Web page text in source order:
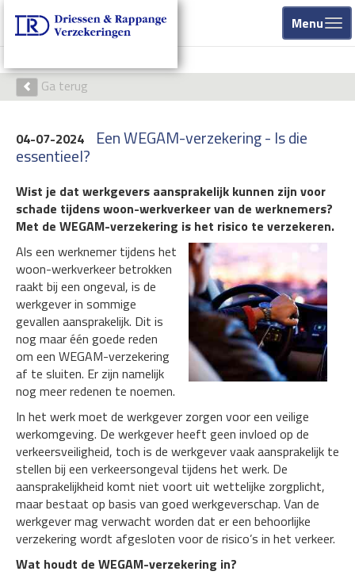
Menu
Ga terug
04-07-2024 Een WEGAM-verzekering - Is die
essentieel?
Wist je dat werkgevers aansprakelijk kunnen zijn voor
schade tijdens woon-werkverkeer van de werknemers?
Met de WEGAM-verzekering is het risico te verzekeren.
Als een werknemer tijdens het
woon-werkverkeer betrokken
raakt bij een ongeval, is de
werkgever in sommige
gevallen aansprakelijk. Dit is
nog maar één goede reden
om een WEGAM-verzekering
af te sluiten. Er zijn namelijk
nog meer redenen te noemen.
In het werk moet de werkgever zorgen voor een veilige
werkomgeving. De werkgever heeft geen invloed op de
verkeersveiligheid, toch is de werkgever vaak aansprakelijk te
stellen bij een verkeersongeval tijdens het werk. De
aansprakelijkheid komt niet voort uit wettelijke zorgplicht,
maar bestaat op basis van goed werkgeverschap. Van de
werkgever mag verwacht worden dat er een behoorlijke
verzekering wordt afgesloten voor de risico’s in het verkeer.
Wat houdt de WEGAM-verzekering in?